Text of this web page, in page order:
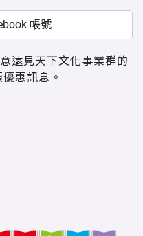
帳號
遠見天下文化事業群的
惠訊息。